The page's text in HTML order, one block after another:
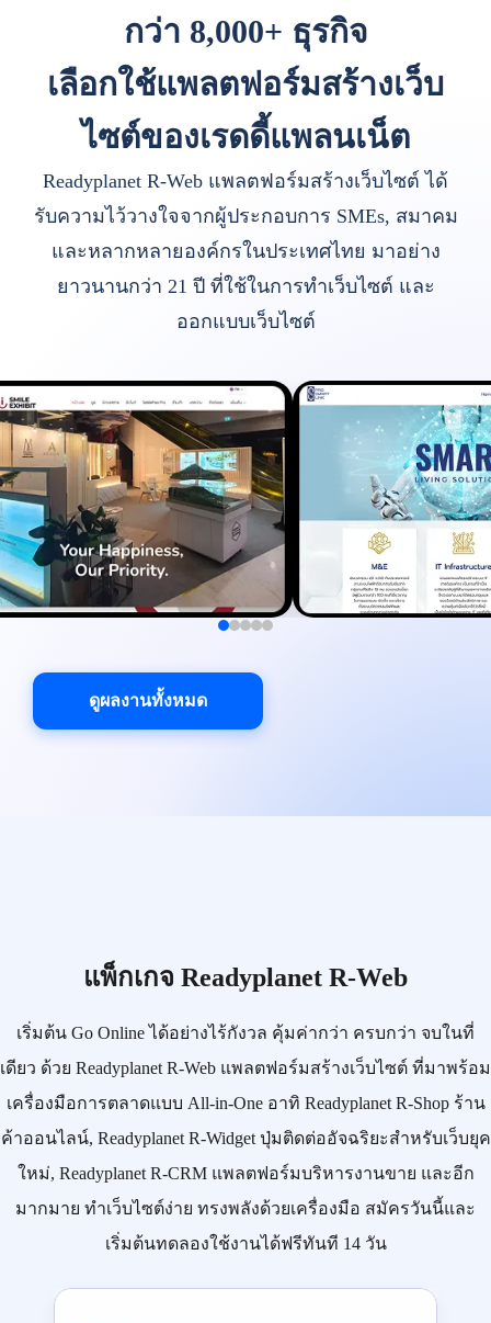
กว่า 8,000+ ธุรกิจ
เลือกใช้แพลตฟอร์มสร้างเว็บ
ไซต์ของเรดดี้แพลนเน็ต
Readyplanet R-Web แพลตฟอร์มสร้างเว็บไซต์ ได้
รับความไว้วางใจจากผู้ประกอบการ SMEs, สมาคม
และหลากหลายองค์กรในประเทศไทย มาอย่าง
ยาวนานกว่า 21 ปี ที่ใช้ในการทำเว็บไซต์ และ
ออกแบบเว็บไซต์
ดูผลงานทั้งหมด
แพ็กเกจ Readyplanet R-Web
เริ่มต้น Go Onlineได้อย่างไร้กังวล คุ้มค่ากว่า ครบกว่า จบในที่
เดียว ด้วย Readyplanet R-Web แพลตฟอร์มสร้างเว็บไซต์ ที่มาพร้อม
เครื่องมือการตลาดแบบ All-in-Oneอาทิ Readyplanet R-Shopร้าน
ค้าออนไลน์, Readyplanet R-Widgetปุ่มติดต่ออัจฉริยะสำหรับเว็บยุค
ใหม่, Readyplanet R-CRMแพลตฟอร์มบริหารงานขาย และอีก
มากมาย ทำเว็บไซต์ง่าย ทรงพลังด้วยเครื่องมือ สมัครวันนี้และ
เริ่มต้นทดลองใช้งานได้ฟรีทันที 14 วัน